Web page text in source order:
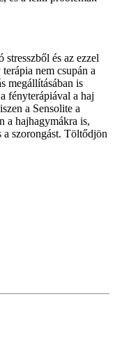
és az ezzel
nem csupán a
megállításában is
fényterápiával a haj
a Sensolite a
a hajhagymákra is,
a szorongást. Töltődjön